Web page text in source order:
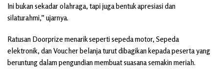
Ini bukan sekadar olahraga, tapi juga bentuk apresiasi dan
silaturahmi,” ujarnya.
Ratusan Doorprize menarik seperti sepeda motor, Sepeda
elektronik, dan Voucher belanja turut dibagikan kepada peserta yang
beruntung dalam pengundian membuat suasana semakin meriah.